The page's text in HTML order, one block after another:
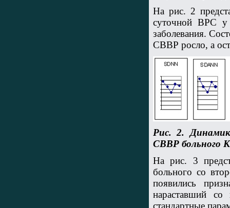
На рис. 2
суточной ВРС у
заболевания.
СВВР росло, а
Рис. 2.
СВВР больного
На рис. 3
больного со
появились
нараставший
стандартные